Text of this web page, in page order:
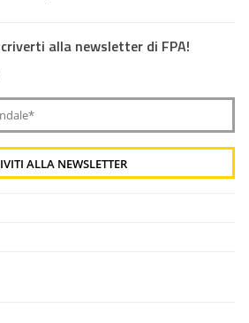
alla newsletter di FPA!